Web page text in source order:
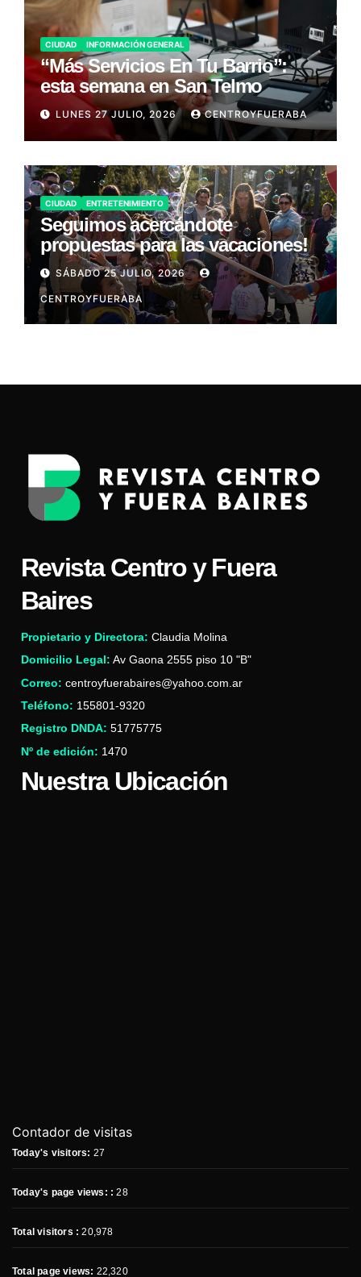
CIUDAD INFORMACIÓN GENERAL
“Más Servicios En Tu Barrio”:
esta semana en San Telmo
LUNES 27 JULIO, 2026 CENTROYFUERABA
CIUDAD ENTRETENIMIENTO
Seguimos acercándote
propuestas para las vacaciones!
SÁBADO 25 JULIO, 2026
CENTROYFUERABA
Revista Centro y Fuera
Baires
Propietario y Directora: Claudia Molina
Domicilio Legal: Av Gaona 2555 piso 10 "B"
Correo: centroyfuerabaires@yahoo.com.ar
Teléfono: 155801-9320
Registro DNDA: 51775775
Nº de edición: 1470
Nuestra Ubicación
Contador de visitas
Today's visitors: 27
Today's page views: :28
Total visitors :20,978
Total page views: 22,320